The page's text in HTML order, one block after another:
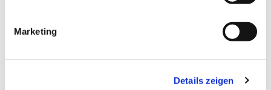
Marketing
Details zeigen
Tempelhof-Buckow